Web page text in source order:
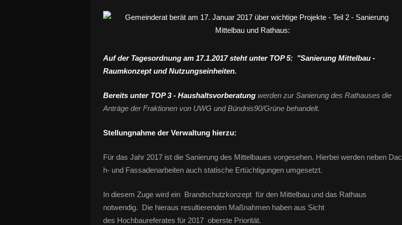
Auf der Tagesordnung am 17.1.2017 steht unter TOP 5: "Sanierung Mittelbau -
Raumkonzept und Nutzungseinheiten.
Bereits unter TOP 3 - Haushaltsvorberatung werden zur Sanierung des Rathauses die
Anträge der Fraktionen von UWG und Bündnis90/Grüne behandelt.
Stellungnahme der Verwaltung hierzu:
Für das Jahr 2017 ist die Sanierung des Mittelbaues vorgesehen. Hierbei werden neben Dac
h- und Fassadenarbeiten auch statische Ertüchtigungen umgesetzt.
In diesem Zuge wird ein Brandschutzkonzept für den Mittelbau und das Rathaus
notwendig. Die hieraus resultierenden Maßnahmen haben aus Sicht
des Hochbaureferates für 2017 oberste Priorität.